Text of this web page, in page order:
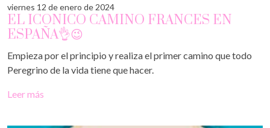
viernes 12 de enero de 2024
EL ICONICO CAMINO FRANCES EN
ESPAÑA👌😉
Empieza por el principio y realiza el primer camino que todo
Peregrino de la vida tiene que hacer.
Leer más